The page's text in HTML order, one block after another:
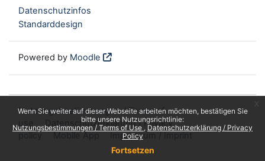
Wenn Sie weiter auf dieser Webseite arbeiten möchten, bestätigen Sie
bitte unsere Nutzungsrichtlinie:
Nutzungsbestimmungen / Terms of Use
Datenschutzerklärung / Privacy
Policy
Fortsetzen
Datenschutzinfos
Standarddesign
Powered by Moodle
Nutzungsbestimmungen / Terms of
use
Datenschutzerklärung / Privacy
policy
Mobile App Impressum / Imprint